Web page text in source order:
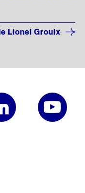
Lionel Groulx